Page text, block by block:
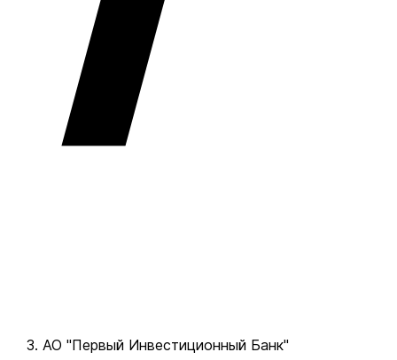
АО "Первый Инвестиционный Банк"